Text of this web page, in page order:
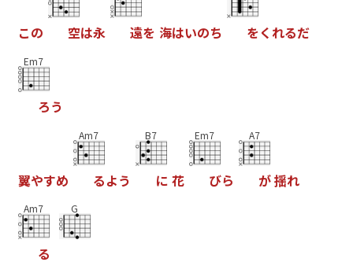
この 空は永 遠を 海はいのち をく れるだ
Em7
ろう
翼やすめ
Am7
るよう
B7
に 花
Em7
びら
A7
が揺れ
Am7
る
G